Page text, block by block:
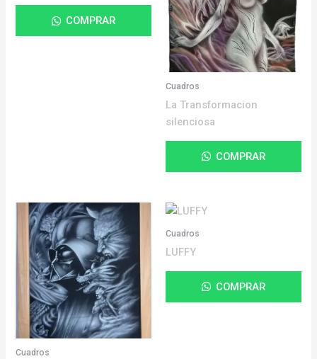
COMPRAR
Cuadros
La Transformacion
silenciosa
COMPRAR
Cuadros
Cuadros
LUFFY
COMPRAR